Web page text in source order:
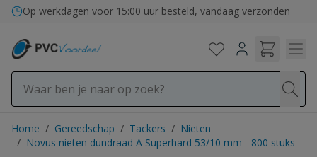
Ga naar de inhoud
Op werkdagen voor 15:00 uur besteld, vandaag verzonden
Home / Gereedschap / Tackers / Nieten
/ Novus nieten dundraad A Superhard 53/10 mm - 800 stuks